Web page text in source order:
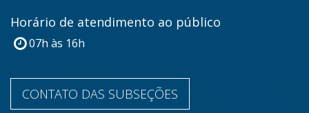
Horário de atendimento ao público
07h às 16h
CONTATO DAS SUBSEÇÕES